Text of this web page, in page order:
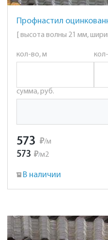
Профнастил
[ высота волны 21 мм,
кол-во, м
сумма, руб.
573 ₽/м
573 ₽/м2
В наличии